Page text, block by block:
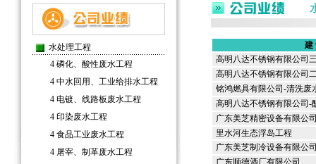
水处理工程
4 磷化、酸性废水工程
4 中水回用、工业给排水工程
4 电镀、线路板废水工程
4 印染废水工程
4 食品工业废水工程
4 屠宰、制革废水工程
建
高明八达不锈钢有限公司
高明八达不锈钢有限公司
铭鸿燃具有限公司-清洗废
高明八达不锈钢有限公司-
广东美芝精密设备有限公
里水河生态浮岛工程
广东美芝制冷设备有限公
广东顺德酒厂有限公司